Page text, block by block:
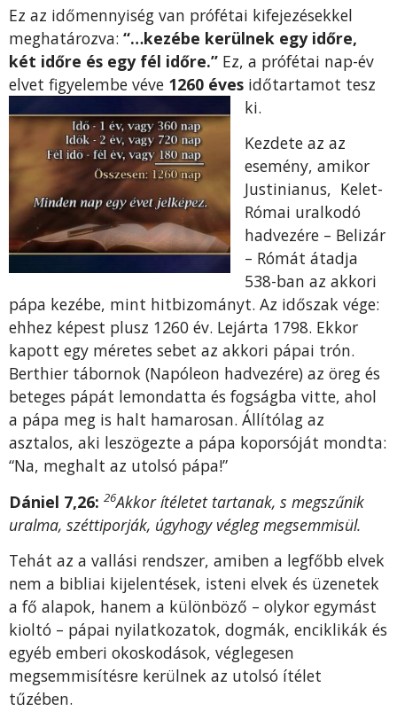
Ez az időmennyiség van prófétai kifejezésekkel
meghatározva: “…kezébe kerülnek egy időre,
két időre és egy fél időre.” Ez, a prófétai nap-év
elvet figyelembe véve 1260 éves időtartamot tesz
ki.
Kezdete az az
esemény, amikor
Justinianus, Kelet-
Római uralkodó
hadvezére – Belizár
– Rómát átadja
538-ban az akkori
pápa kezébe, mint hitbizományt. Az időszak vége:
ehhez képest plusz 1260 év. Lejárta 1798. Ekkor
kapott egy méretes sebet az akkori pápai trón.
Berthier tábornok (Napóleon hadvezére) az öreg és
beteges pápát lemondatta és fogságba vitte, ahol
a pápa meg is halt hamarosan. Állítólag az
asztalos, aki leszögezte a pápa koporsóját mondta:
“Na, meghalt az utolsó pápa!”
Dániel 7,26: 26Akkor ítéletet tartanak, s megszűnik
uralma, széttiporják, úgyhogy végleg megsemmisül.
Tehát az a vallási rendszer, amiben a legfőbb elvek
nem a bibliai kijelentések, isteni elvek és üzenetek
a fő alapok, hanem a különböző – olykor egymást
kioltó – pápai nyilatkozatok, dogmák, enciklikák és
egyéb emberi okoskodások, véglegesen
megsemmisítésre kerülnek az utolsó ítélet
tűzében.